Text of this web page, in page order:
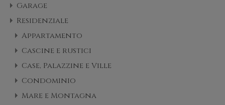
Garage
Residenziale
Appartamento
Cascine e rustici
Case, Palazzine e Ville
Condominio
Mare e Montagna